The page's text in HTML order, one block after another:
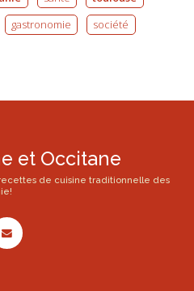
gastronomie société
et Occitane
de cuisine traditionnelle des